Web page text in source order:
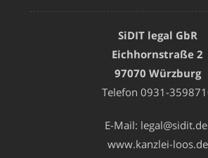
SiDIT legal GbR
Eichhornstraße 2
97070 Würzburg
Telefon 0931-
E-Mail: legal@sidit.de
www.kanzlei-loos.de